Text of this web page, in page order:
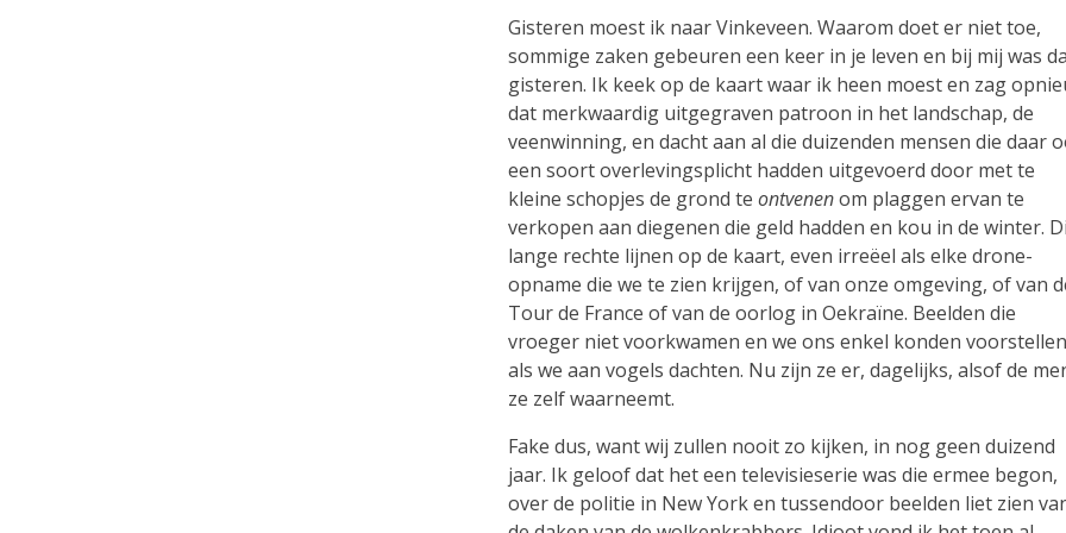
Gisteren moest ik naar Vinkeveen. Waarom doet er niet toe,
sommige zaken gebeuren een keer in je leven en bij mij was
gisteren. Ik keek op de kaart waar ik heen moest en zag
dat merkwaardig uitgegraven patroon in het landschap, de
veenwinning, en dacht aan al die duizenden mensen die daar
een soort overlevingsplicht hadden uitgevoerd door met te
kleine schopjes de grond te ontvenenom plaggen ervan te
verkopen aan diegenen die geld hadden en kou in de winter.
lange rechte lijnen op de kaart, even irreëel als elke drone-
opname die we te zien krijgen, of van onze omgeving, of van
Tour de France of van de oorlog in Oekraïne. Beelden die
vroeger niet voorkwamen en we ons enkel konden voorstellen
als we aan vogels dachten. Nu zijn ze er, dagelijks, alsof de
ze zelf waarneemt.
Fake dus, want wij zullen nooit zo kijken, in nog geen duizend
jaar. Ik geloof dat het een televisieserie was die ermee begon,
over de politie in New York en tussendoor beelden liet zien